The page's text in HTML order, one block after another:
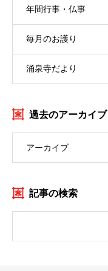
年間行事・仏事
毎月のお護り
涌泉寺だより
過去のアーカイブ
アーカイブ
記事の検索